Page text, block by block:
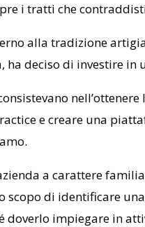
i tratti che
alla tradizione
ha deciso di investire in
e creare una
.
a carattere
scopo di identificare
doverlo impiegare in